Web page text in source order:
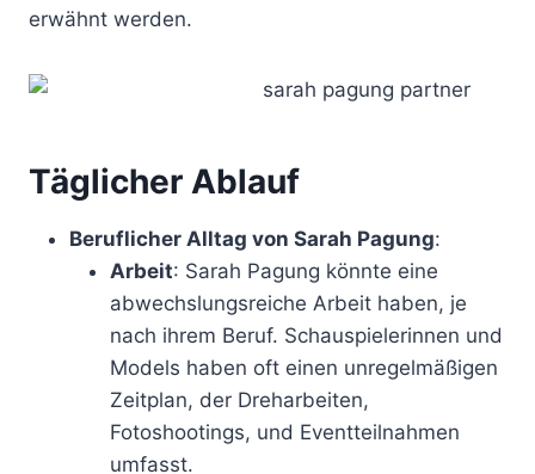
erwähnt werden.
Täglicher Ablauf
Beruflicher Alltag von Sarah Pagung:
Arbeit: Sarah Pagung könnte eine
abwechslungsreiche Arbeit haben, je
nach ihrem Beruf. Schauspielerinnen und
Models haben oft einen unregelmäßigen
Zeitplan, der Dreharbeiten,
Fotoshootings, und Eventteilnahmen
umfasst.